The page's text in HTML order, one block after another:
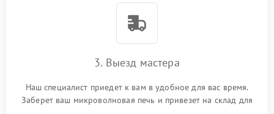
3. Выезд мастера
Наш специалист приедет к вам в удобное для вас время.
Заберет ваш микроволновая печь и привезет на склад для